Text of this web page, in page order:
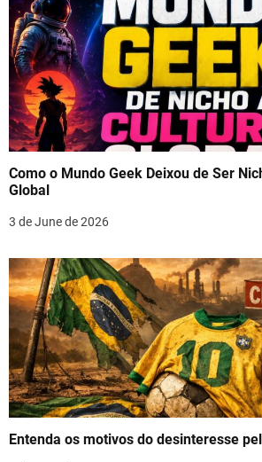
Como o Mundo Geek Deixou de Ser
Global
3 de June de 2026
Entenda os motivos do desinteresse